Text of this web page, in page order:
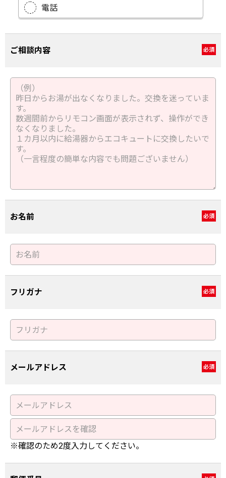
電話
ご相談内容 必須
お名前 必須
フリガナ 必須
メールアドレス 必須
※確認のため2度入力してください。